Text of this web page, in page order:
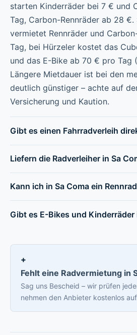
starten Kinderräder bei 7 € und
Tag, Carbon-Rennräder ab 28 €.
vermietet Rennräder und
Tag, bei Hürzeler kostet das
und das E-Bike ab 70 € pro Tag
Längere Mietdauer ist bei den
deutlich günstiger – achte auf
Versicherung und Kaution.
Gibt es einen Fahrradverleih
Liefern die Radverleiher in Sa
Kann ich in Sa Coma ein
Gibt es E-Bikes und Kinderräder
Fehlt eine Radvermietung in
Sag uns Bescheid – wir prüfen
nehmen den Anbieter kostenlos